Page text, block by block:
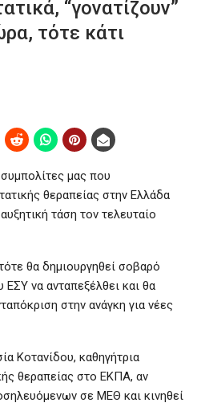
“γονατίζουν”
τότε κάτι
μας που
θεραπείας στην Ελλάδα
τάση τον τελευταίο
θα δημιουργηθεί σοβαρό
ΕΣΥ να ανταπεξέλθει και θα
στην ανάγκη για νέες
Κοτανίδου, καθηγήτρια
θεραπείας στο ΕΚΠΑ, αν
σε ΜΕΘ και κινηθεί